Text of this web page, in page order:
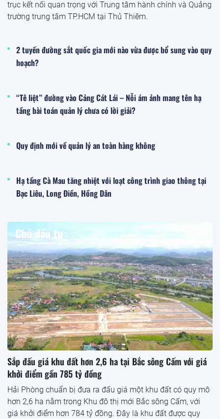
trục kết nối quan trọng với Trung tâm hành chính và Quảng
trường trung tâm TP.HCM tại Thủ Thiêm.
2 tuyến đường sắt quốc gia mới nào vừa được bổ sung vào quy
hoạch?
“Tê liệt” đường vào Cảng Cát Lái – Nỗi ám ảnh mang tên hạ
tầng bài toán quản lý chưa có lời giải?
Quy định mới về quản lý an toàn hàng không
Hạ tầng Cà Mau tăng nhiệt với loạt công trình giao thông tại
Bạc Liêu, Long Điền, Hồng Dân
Chủ đầu tư
Sắp đấu giá khu đất hơn 2,6 ha tại Bắc sông Cấm với giá
khởi điểm gần 785 tỷ đồng
Hải Phòng chuẩn bị đưa ra đấu giá một khu đất có quy mô
hơn 2,6 ha nằm trong Khu đô thị mới Bắc sông Cấm, với
giá khởi điểm hơn 784 tỷ đồng. Đây là khu đất được quy